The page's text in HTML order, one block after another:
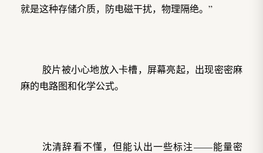
就是这种存储介质，防电磁干扰，物理隔绝。”
胶片被小心地放入卡槽，屏幕亮起，出现密密麻
麻的电路图和化学公式。
沈清辞看不懂，但能认出一些标注——能量密